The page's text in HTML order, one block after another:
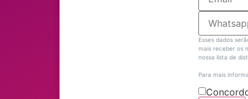
Esses dados
mais receber os
nossa lista de
Para mais